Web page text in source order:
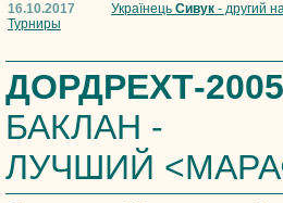
16.10.2017
Турниры
Українець Сивук - другий
ДОРДРЕХТ-
БАКЛАН -
ЛУЧШИЙ